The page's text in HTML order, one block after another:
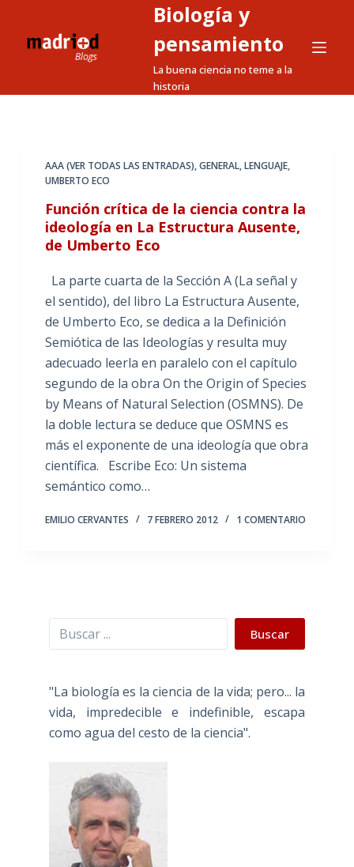
a
Biología y
pensamiento
La buena ciencia no teme a la
historia
AAA (VER TODAS LAS ENTRADAS),GENERAL,LENGUAJE,
UMBERTO ECO
Función crítica de la ciencia contra la
ideología en La Estructura Ausente,
de Umberto Eco
La parte cuarta de la Sección A (La señal y
el sentido), del libro La Estructura Ausente,
de Umberto Eco, se dedica a la Definición
Semiótica de las Ideologías y resulta muy
adecuado leerla en paralelo con el capítulo
segundo de la obra On the Origin of Species
by Means of Natural Selection (OSMNS). De
la doble lectura se deduce que OSMNS es
más el exponente de una ideología que obra
científica. Escribe Eco: Un sistema
semántico como…
EMILIO CERVANTES 7 FEBRERO 2012 1 COMENTARIO
Buscar Buscar
"La biología es la ciencia de la vida; pero... la
vida, impredecible e indefinible, escapa
como agua del cesto de la ciencia".